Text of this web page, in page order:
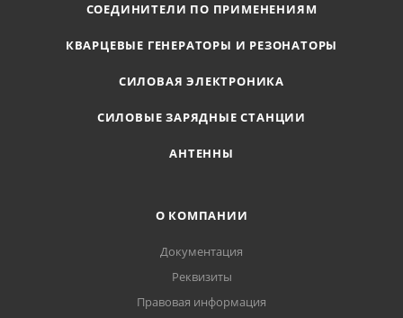
СОЕДИНИТЕЛИ ПО ПРИМЕНЕНИЯМ
КВАРЦЕВЫЕ ГЕНЕРАТОРЫ И РЕЗОНАТОРЫ
СИЛОВАЯ ЭЛЕКТРОНИКА
СИЛОВЫЕ ЗАРЯДНЫЕ СТАНЦИИ
АНТЕННЫ
О КОМПАНИИ
Документация
Реквизиты
Правовая информация